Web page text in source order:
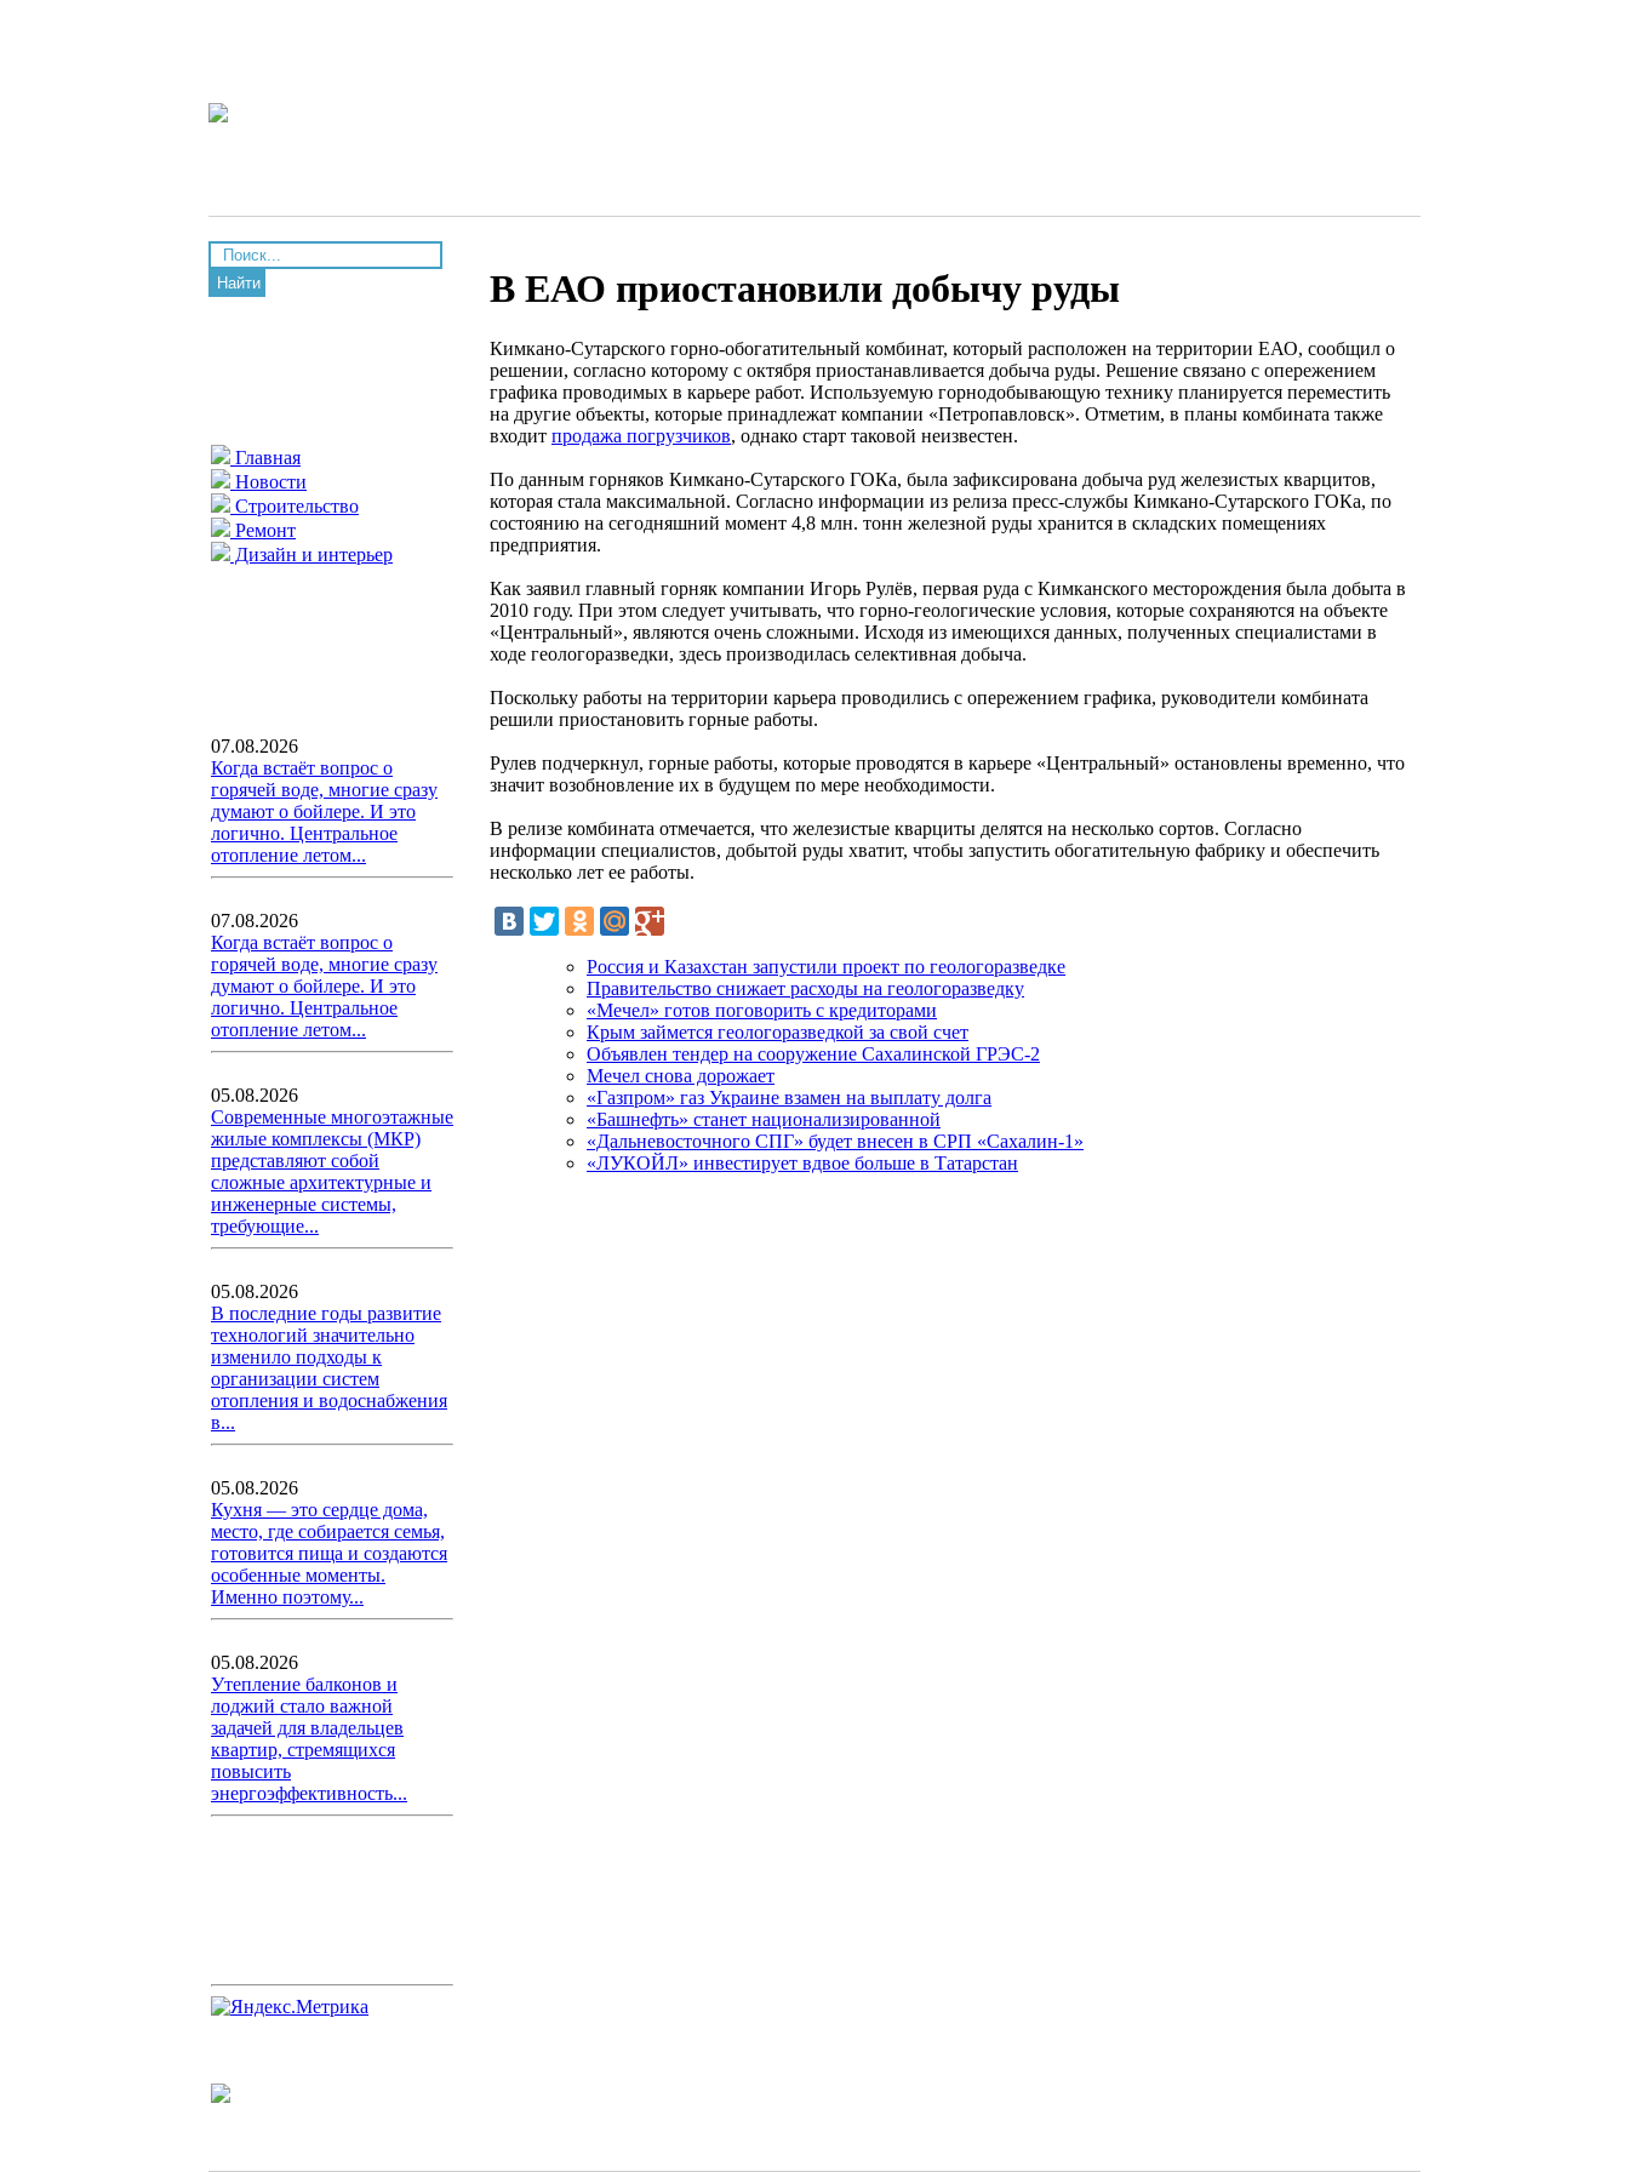
Найти
Главная
Новости
Строительство
Ремонт
Дизайн и интерьер
07.08.2026
Когда встаёт вопрос о
горячей воде, многие сразу
думают о бойлере. И это
логично. Центральное
отопление летом...
07.08.2026
Когда встаёт вопрос о
горячей воде, многие сразу
думают о бойлере. И это
логично. Центральное
отопление летом...
05.08.2026
Современные многоэтажные
жилые комплексы (МКР)
представляют собой
сложные архитектурные и
инженерные системы,
требующие...
05.08.2026
В последние годы развитие
технологий значительно
изменило подходы к
организации систем
отопления и водоснабжения
в...
05.08.2026
Кухня — это сердце дома,
место, где собирается семья,
готовится пища и создаются
особенные моменты.
Именно поэтому...
05.08.2026
Утепление балконов и
лоджий стало важной
задачей для владельцев
квартир, стремящихся
повысить
энергоэффективность...
В ЕАО приостановили добычу руды
Кимкано-Сутарского горно-обогатительный комбинат, который расположен на территории ЕАО, сообщил о
решении, согласно которому с октября приостанавливается добыча руды. Решение связано с опережением
графика проводимых в карьере работ. Используемую горнодобывающую технику планируется переместить
на другие объекты, которые принадлежат компании «Петропавловск». Отметим, в планы комбината также
входит продажа погрузчиков, однако старт таковой неизвестен.
По данным горняков Кимкано-Сутарского ГОКа, была зафиксирована добыча руд железистых кварцитов,
которая стала максимальной. Согласно информации из релиза пресс-службы Кимкано-Сутарского ГОКа, по
состоянию на сегодняшний момент 4,8 млн. тонн железной руды хранится в складских помещениях
предприятия.
Как заявил главный горняк компании Игорь Рулёв, первая руда с Кимканского месторождения была добыта в
2010 году. При этом следует учитывать, что горно-геологические условия, которые сохраняются на объекте
«Центральный», являются очень сложными. Исходя из имеющихся данных, полученных специалистами в
ходе геологоразведки, здесь производилась селективная добыча.
Поскольку работы на территории карьера проводились с опережением графика, руководители комбината
решили приостановить горные работы.
Рулев подчеркнул, горные работы, которые проводятся в карьере «Центральный» остановлены временно, что
значит возобновление их в будущем по мере необходимости.
В релизе комбината отмечается, что железистые кварциты делятся на несколько сортов. Согласно
информации специалистов, добытой руды хватит, чтобы запустить обогатительную фабрику и обеспечить
несколько лет ее работы.
Россия и Казахстан запустили проект по геологоразведке
Правительство снижает расходы на геологоразведку
«Мечел» готов поговорить с кредиторами
Крым займется геологоразведкой за свой счет
Объявлен тендер на сооружение Сахалинской ГРЭС-2
Мечел снова дорожает
«Газпром» газ Украине взамен на выплату долга
«Башнефть» станет национализированной
«Дальневосточного СПГ» будет внесен в СРП «Сахалин-1»
«ЛУКОЙЛ» инвестирует вдвое больше в Татарстан